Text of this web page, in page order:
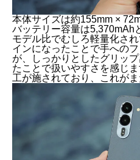
本体サイズは約155mm ×
バッテリー容量は5,370mAh
モデル比でむしろ軽量化さ
インになったことで手への
が、しっかりとしたグリッ
たことで扱いやすさを感じ
工が施されており、これがま